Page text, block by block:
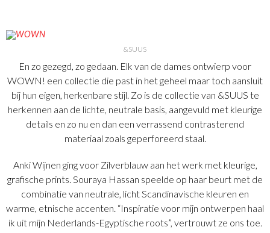
&SUUS
En zo gezegd, zo gedaan. Elk van de dames ontwierp voor
WOWN! een collectie die past in het geheel maar toch aansluit
bij hun eigen, herkenbare stijl. Zo is de collectie van &SUUS te
herkennen aan de lichte, neutrale basis, aangevuld met kleurige
details en zo nu en dan een verrassend contrasterend
materiaal zoals geperforeerd staal.
Anki Wijnen ging voor Zilverblauw aan het werk met kleurige,
grafische prints. Souraya Hassan speelde op haar beurt met de
combinatie van neutrale, licht Scandinavische kleuren en
warme, etnische accenten. “Inspiratie voor mijn ontwerpen haal
ik uit mijn Nederlands-Egyptische roots”, vertrouwt ze ons toe.